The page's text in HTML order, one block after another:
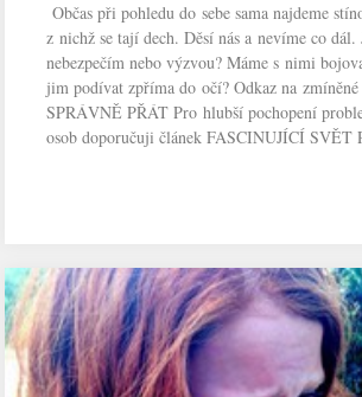
Občas při pohledu do sebe sama najdeme
z nichž se tají dech. Děsí nás a nevíme co dál.
nebezpečím nebo výzvou? Máme s nimi
jim podívat zpříma do očí? Odkaz na
SPRÁVNĚ PŘÁT Pro hlubší pochopení
osob doporučuji článek FASCINUJÍCÍ SVĚT